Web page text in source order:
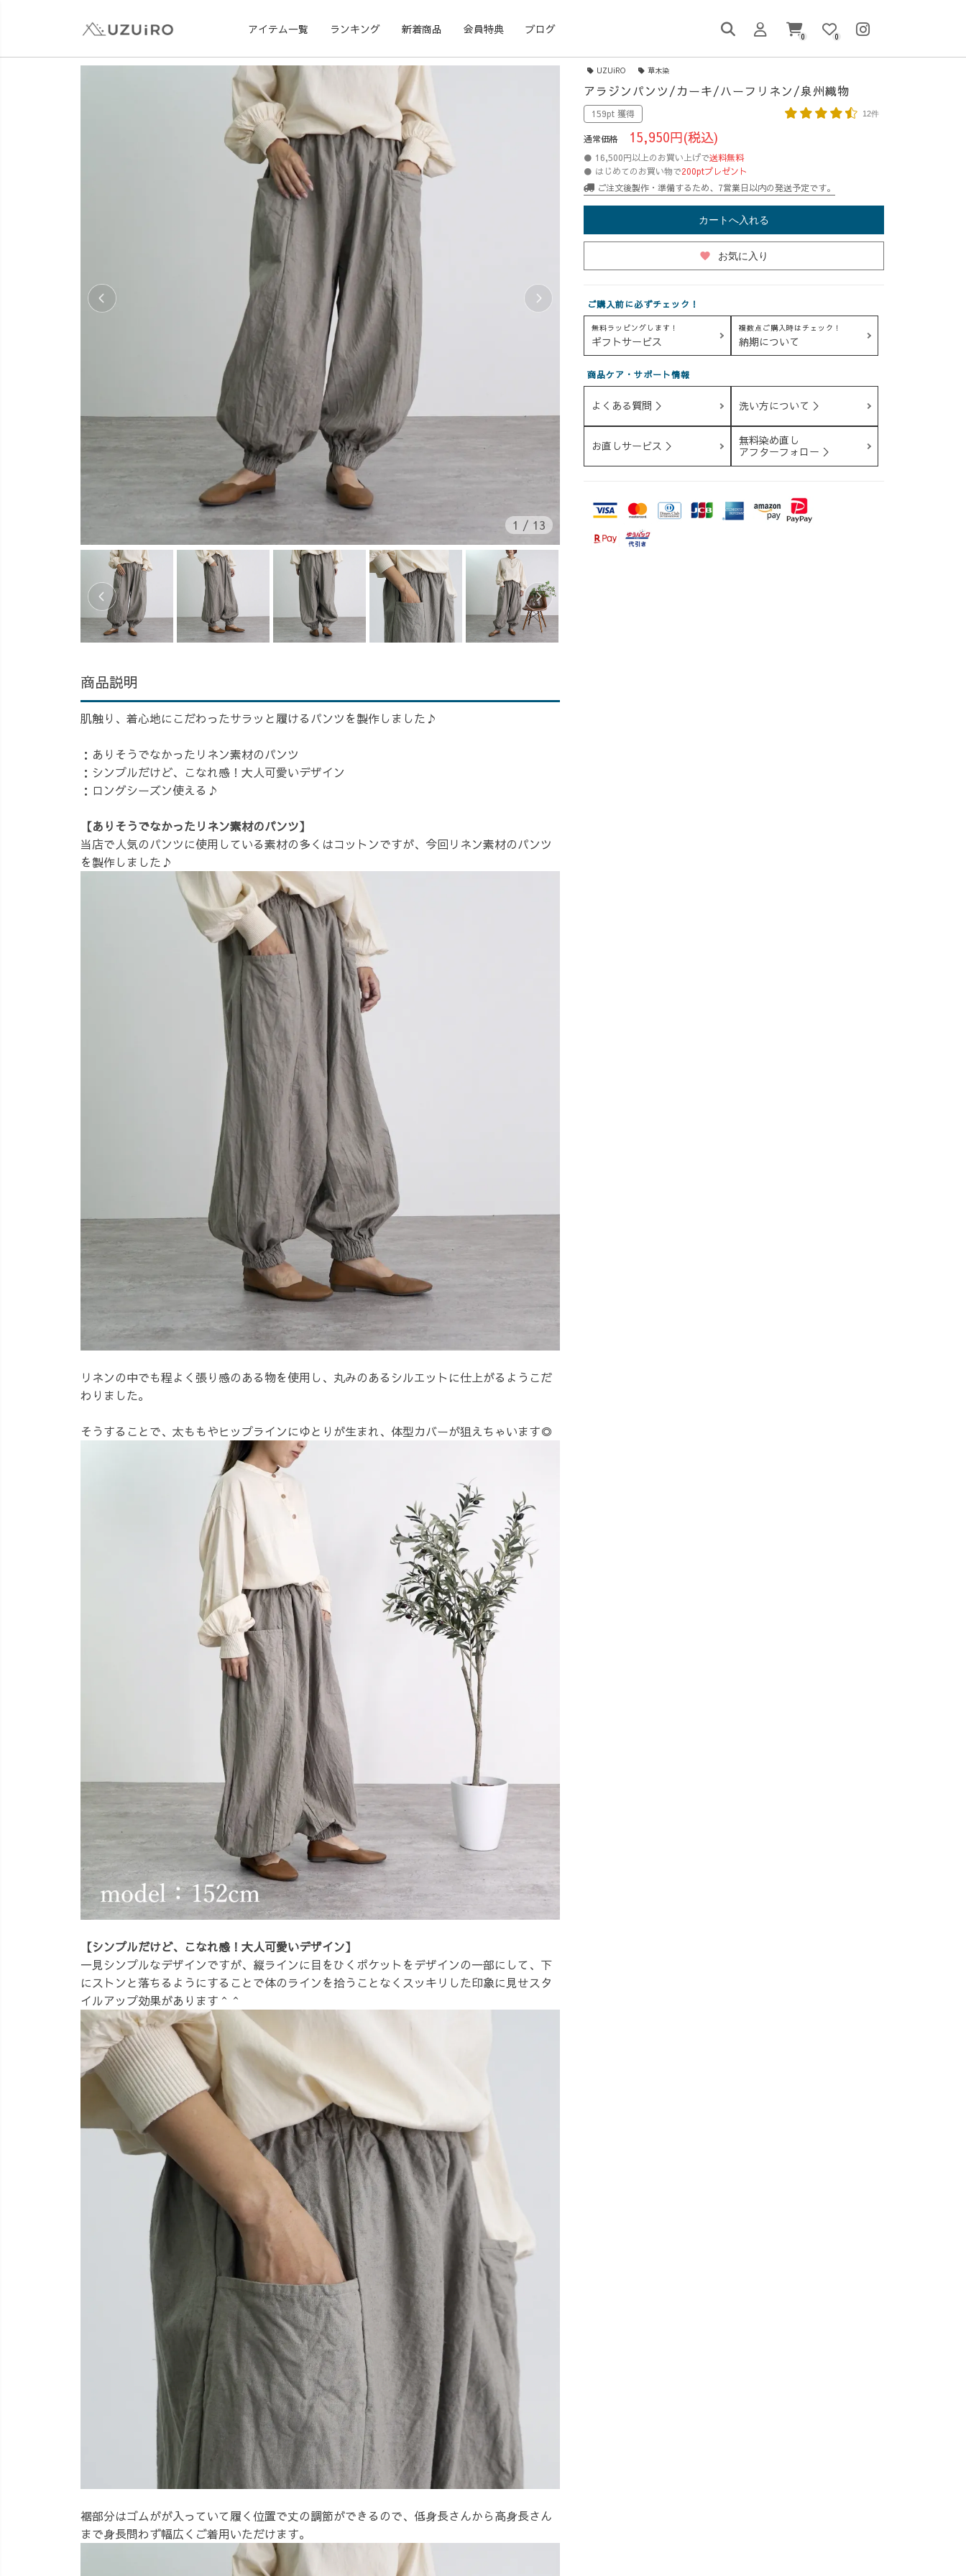
アイテム一覧 ランキング 新着商品 会員特典 ブログ
0 0
1 / 13
商品説明
肌触り、着心地にこだわったサラッと履けるパンツを製作しました♪
：ありそうでなかったリネン素材のパンツ
：シンプルだけど、こなれ感！大人可愛いデザイン
：ロングシーズン使える♪
【ありそうでなかったリネン素材のパンツ】
当店で人気のパンツに使用している素材の多くはコットンですが、今回リネン素材のパンツ
を製作しました♪
リネンの中でも程よく張り感のある物を使用し、丸みのあるシルエットに仕上がるようこだ
わりました。
そうすることで、太ももやヒップラインにゆとりが生まれ、体型カバーが狙えちゃいます◎
【シンプルだけど、こなれ感！大人可愛いデザイン】
一見シンプルなデザインですが、縦ラインに目をひくポケットをデザインの一部にして、下
にストンと落ちるようにすることで体のラインを拾うことなくスッキリした印象に見せスタ
イルアップ効果があります＾＾
裾部分はゴムがが入っていて履く位置で丈の調節ができるので、低身長さんから高身長さん
まで身長問わず幅広くご着用いただけます。
UZUiRO 草木染
アラジンパンツ/カーキ/ハーフリネン/泉州織物
159pt 獲得 12件
通常価格 15,950円(税込)
● 16,500円以上のお買い上げで送料無料
● はじめてのお買い物で200ptプレゼント
ご注文後製作・準備するため、7営業日以内の発送予定です。
カートへ入れる
favorite お気に入り
ご購入前に必ずチェック！
無料ラッピングします！
ギフトサービス
複数点ご購入時はチェック！
納期について
商品ケア・サポート情報
よくある質問 ＞ 洗い方について ＞
お直しサービス ＞
無料染め直し
アフターフォロー ＞